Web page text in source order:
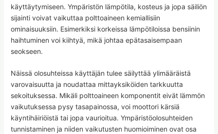
käyttäytymiseen. Ympäristön lämpötila, kosteus ja jopa säiliön
sijainti voivat vaikuttaa polttoaineen kemiallisiin
ominaisuuksiin. Esimerkiksi korkeissa lämpötiloissa bensiinin
haihtuminen voi kiihtyä, mikä johtaa epätasaisempaan
seokseen.
Näissä olosuhteissa käyttäjän tulee säilyttää ylimääräistä
varovaisuutta ja noudattaa mittayksiköiden tarkkuutta
sekoituksessa. Mikäli polttoaineen komponentit eivät lämmön
vaikutuksessa pysy tasapainossa, voi moottori kärsiä
käyntihäiriöistä tai jopa vaurioitua. Ympäristöolosuhteiden
tunnistaminen ja niiden vaikutusten huomioiminen ovat osa